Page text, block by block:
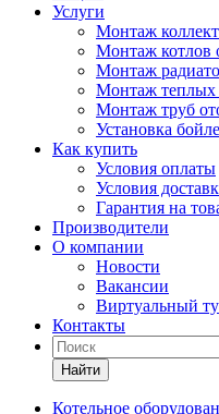
Услуги
Монтаж
Монтаж котлов
Монтаж
Монтаж теплых
Монтаж труб
Установка
Как купить
Условия оплаты
Условия
Гарантия на
Производители
О компании
Новости
Вакансии
Виртуальный
Контакты
Найти
Котельное